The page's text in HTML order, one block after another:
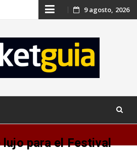
Skip
content
9 agosto, 2026
lujo para el Festival